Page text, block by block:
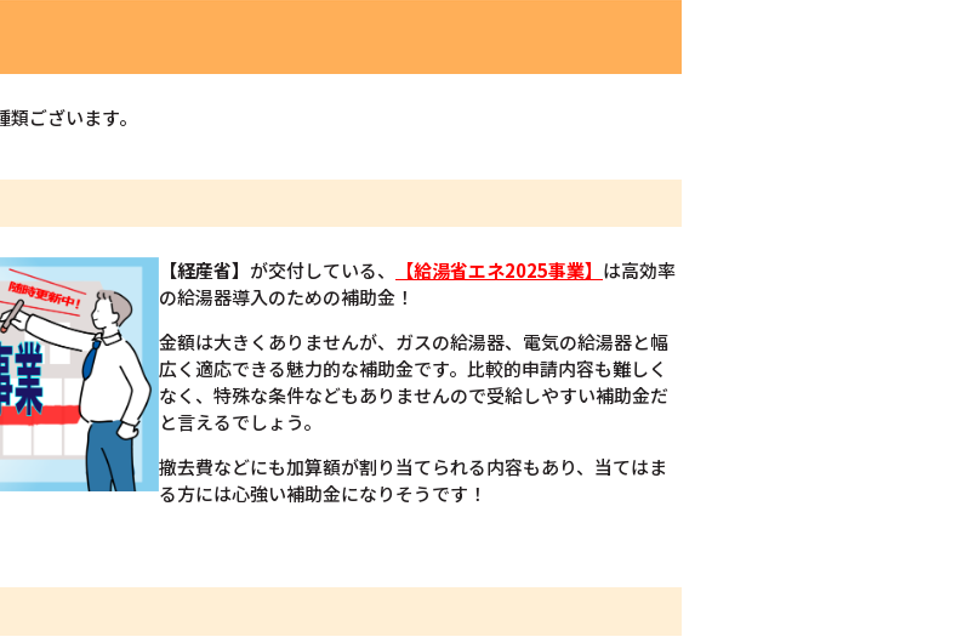
ございます。
【経産省】 が交付している、 【給湯省エネ2025事業】 は高効率
の給湯器導入のための補助金！
金額は大きくありませんが、ガスの給湯器、電気の給湯器と幅
広く適応できる魅力的な補助金です。比較的申請内容も難しく
なく、特殊な条件などもありませんので受給しやすい補助金だ
と言えるでしょう。
撤去費などにも加算額が割り当てられる内容もあり、当てはま
る方には心強い補助金になりそうです！